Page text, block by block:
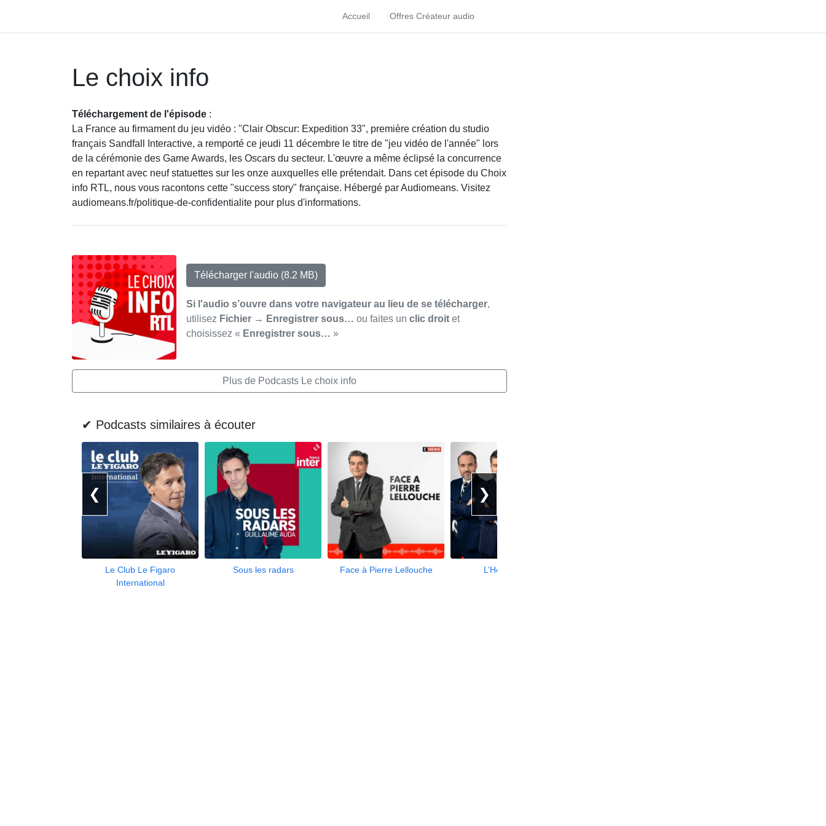
Accueil Offres Créateur audio
Le choix info
Téléchargement de l'épisode :
La France au firmament du jeu vidéo : "Clair Obscur: Expedition 33", première création du studio
français Sandfall Interactive, a remporté ce jeudi 11 décembre le titre de "jeu vidéo de l'année" lors
de la cérémonie des Game Awards, les Oscars du secteur. L'œuvre a même éclipsé la concurrence
en repartant avec neuf statuettes sur les onze auxquelles elle prétendait. Dans cet épisode du Choix
info RTL, nous vous racontons cette "success story" française. Hébergé par Audiomeans. Visitez
audiomeans.fr/politique-de-confidentialite pour plus d'informations.
Télécharger l'audio (8.2 MB)
Si l'audio s’ouvre dans votre navigateur au lieu de se télécharger,
utilisez Fichier → Enregistrer sous… ou faites un clic droit et
choisissez « Enregistrer sous… »
Plus de Podcasts Le choix info
✔ Podcasts similaires à écouter
❮
Le Club Le Figaro
International
Sous les radars Face à Pierre Lellouche L’Heure Inter
❯